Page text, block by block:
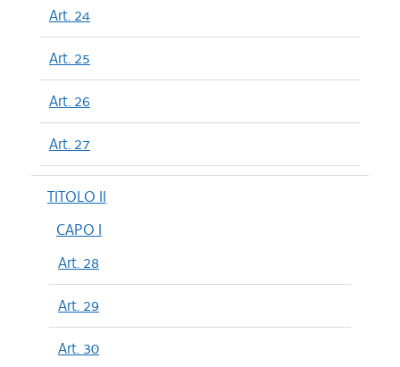
Art. 24
Art. 25
Art. 26
Art. 27
TITOLO II
CAPO I
Art. 28
Art. 29
Art. 30